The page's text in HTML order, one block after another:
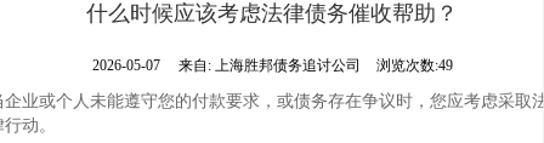
什么时候应该考虑法律债务催收帮助？
2026-05-07 来自: 上海胜邦债务追讨公司 浏览次数:49
企业或个人未能遵守您的付款要求，或债务存在争议时，您应考虑采取
动。